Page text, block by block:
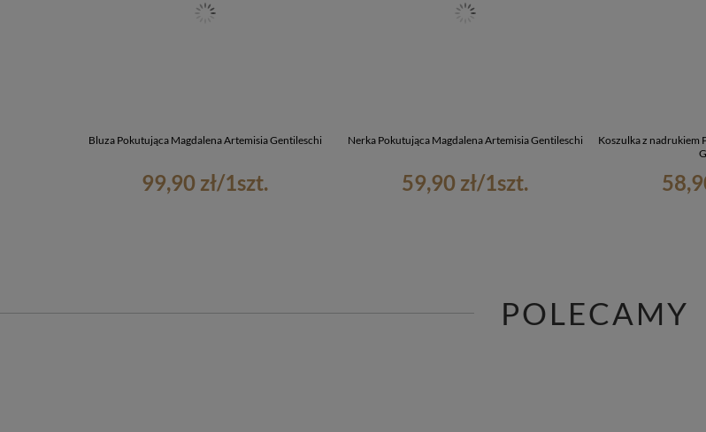
Bluza Pokutująca Magdalena Artemisia Gentileschi
99,90 zł/1szt.
Nerka Pokutująca Magdalena Artemisia Gentileschi
59,90 zł/1szt.
Koszulka z nadrukiem
POLECAMY